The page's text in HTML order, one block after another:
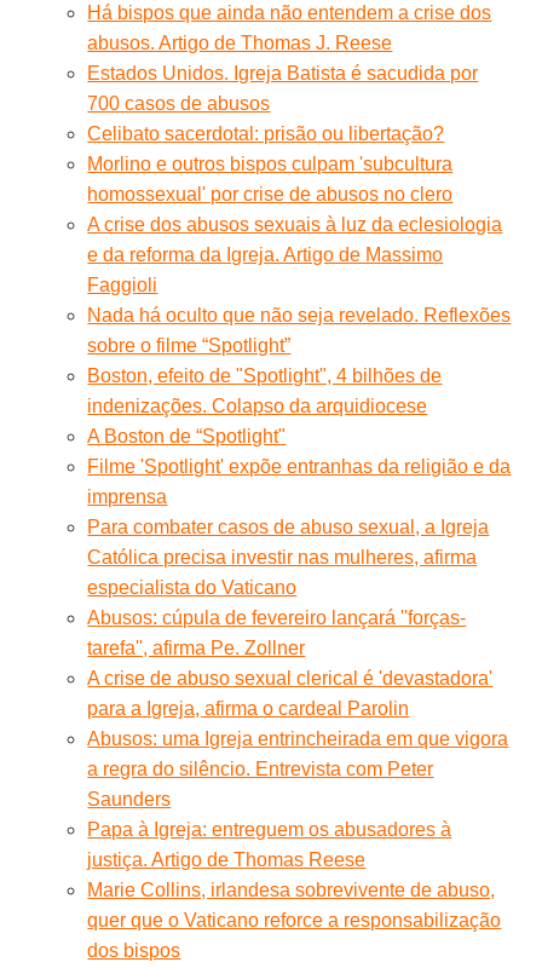
Há bispos que ainda não entendem a crise dos
abusos. Artigo de Thomas J. Reese
Estados Unidos. Igreja Batista é sacudida por
700 casos de abusos
Celibato sacerdotal: prisão ou libertação?
Morlino e outros bispos culpam 'subcultura
homossexual' por crise de abusos no clero
A crise dos abusos sexuais à luz da eclesiologia
e da reforma da Igreja. Artigo de Massimo
Faggioli
Nada há oculto que não seja revelado. Reflexões
sobre o filme “Spotlight”
Boston, efeito de "Spotlight", 4 bilhões de
indenizações. Colapso da arquidiocese
A Boston de “Spotlight"
Filme 'Spotlight' expõe entranhas da religião e da
imprensa
Para combater casos de abuso sexual, a Igreja
Católica precisa investir nas mulheres, afirma
especialista do Vaticano
Abusos: cúpula de fevereiro lançará ''forças-
tarefa'', afirma Pe. Zollner
A crise de abuso sexual clerical é 'devastadora'
para a Igreja, afirma o cardeal Parolin
Abusos: uma Igreja entrincheirada em que vigora
a regra do silêncio. Entrevista com Peter
Saunders
Papa à Igreja: entreguem os abusadores à
justiça. Artigo de Thomas Reese
Marie Collins, irlandesa sobrevivente de abuso,
quer que o Vaticano reforce a responsabilização
dos bispos